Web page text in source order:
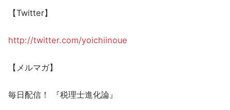
【Twitter】
http://twitter.com/yoichiinoue
【メルマガ】
毎日配信！ 『税理士進化論』